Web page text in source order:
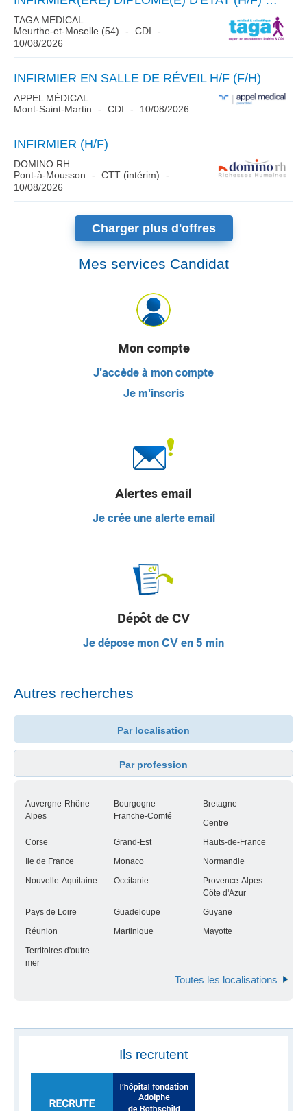
TAGA MEDICAL
Meurthe-et-Moselle (54)
CDI
10/08/2026
INFIRMIER EN SALLE DE RÉVEIL H/F (F/H)
APPEL MÉDICAL
Mont-Saint-Martin
CDI 10/08/2026
INFIRMIER (H/F)
DOMINO RH
Pont-à-Mousson
CTT (intérim)
10/08/2026
Charger plus d'offres
Mes services Candidat
Mon compte
J'accède à mon compte
Je m'inscris
Alertes email
Je crée une alerte email
Dépôt de CV
Je dépose mon CV en 5 min
Autres recherches
Par localisation
Par profession
Auvergne-Rhône-
Alpes
Bourgogne-
Franche-Comté
Bretagne
Centre
Corse
Grand-Est
Hauts-de-France
Ile de France
Monaco
Normandie
Nouvelle-Aquitaine
Occitanie
Provence-Alpes-
Côte d'Azur
Pays de Loire
Guadeloupe
Guyane
Réunion
Martinique
Mayotte
Territoires d'outre-
mer
Toutes les localisations
Ils recrutent